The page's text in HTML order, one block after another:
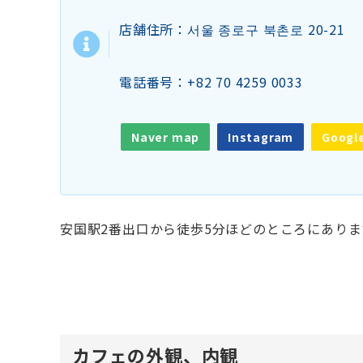
店舗住所：서울 종로구 북촌로 20-21
電話番号：+82 70 4259 0033
Naver map Instagram
安国駅2番出口から徒歩5分ほどのところにありま
カフェの外観、内観